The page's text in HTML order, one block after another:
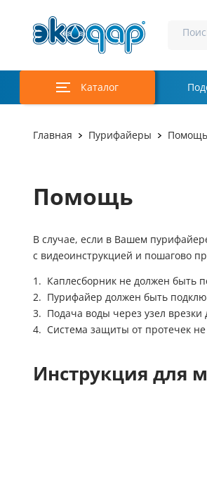
Каталог
Главная Пурифайеры Помощь
Помощь
В случае, если в Вашем
с видеоинструкцией и пошагово
Каплесборник не должен быть
Пурифайер должен быть
Подача воды через узел
Система защиты от протечек
Инструкция для